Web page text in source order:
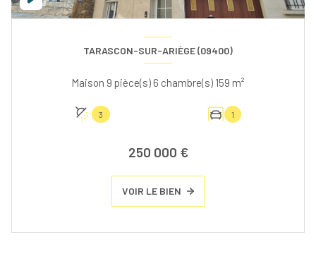
TARASCON-SUR-ARIÈGE (09400)
Maison 9 pièce(s) 6 chambre(s) 159 m²
3 1
250 000 €
VOIR LE BIEN